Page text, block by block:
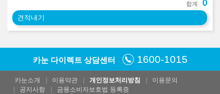
합계 0
견적내기
카눈 다이렉트 상담센터 1600-1015
카눈소개 이용약관 개인정보처리방침
이용문의
공지사항
금융소비자보호법 등록증